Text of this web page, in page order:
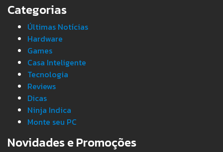
Categorias
Últimas Notícias
Hardware
Games
Casa Inteligente
Tecnologia
Reviews
Dicas
Ninja Indica
Monte seu PC
Novidades e Promoções